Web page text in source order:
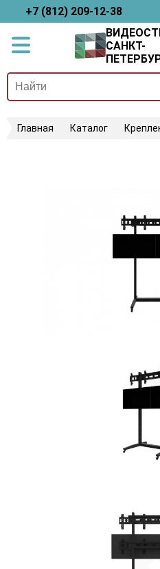
+7 (812) 209-12-38
САНКТ-
Главная Каталог